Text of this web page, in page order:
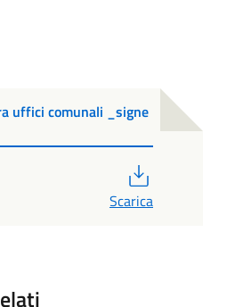
uffici comunali _signe
Scarica